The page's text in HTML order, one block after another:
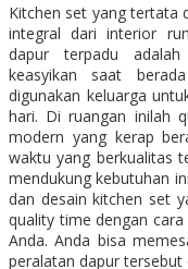
Kitchen set yang tertata
integral dari interior
dapur terpadu
keasyikan saat
digunakan keluarga
hari. Di ruangan inilah
modern yang kerap
waktu yang berkualitas
mendukung kebutuhan
dan desain kitchen set
quality time dengan
Anda. Anda bisa
peralatan dapur tersebut